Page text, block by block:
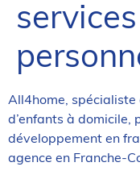
All4home,
d’enfants à domicile,
développement en
agence en Franche-